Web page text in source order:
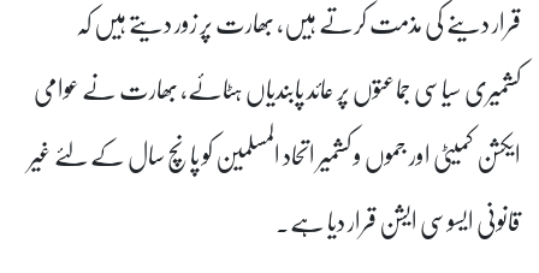
قرار دینے کی مذمت کرتے ہیں، بھارت پر زور دیتے ہیں کہ
کشمیری سیاسی جماعتوں پر عائد پابندیاں ہٹائے، بھارت نے عوامی
ایکشن کمیٹی اور جموں و کشمیر اتحاد المسلمین کو پانچ سال کے لئے غیر
قانونی ایسوسی ایشن قرار دیا ہے۔